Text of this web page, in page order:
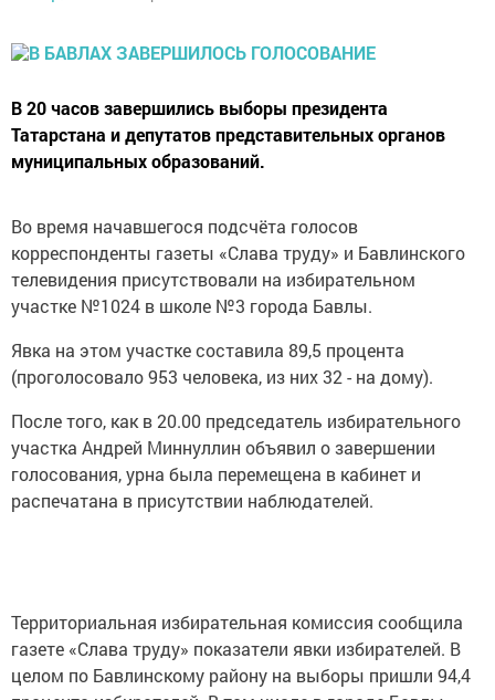
В 20 часов завершились выборы президента
Татарстана и депутатов представительных органов
муниципальных образований.
Во время начавшегося подсчёта голосов
корреспонденты газеты «Слава труду» и Бавлинского
телевидения присутствовали на избирательном
участке №1024 в школе №3 города Бавлы.
Явка на этом участке составила 89,5 процента
(проголосовало 953 человека, из них 32 - на дому).
После того, как в 20.00 председатель избирательного
участка Андрей Миннуллин объявил о завершении
голосования, урна была перемещена в кабинет и
распечатана в присутствии наблюдателей.
Территориальная избирательная комиссия сообщила
газете «Слава труду» показатели явки избирателей. В
целом по Бавлинскому району на выборы пришли 94,4